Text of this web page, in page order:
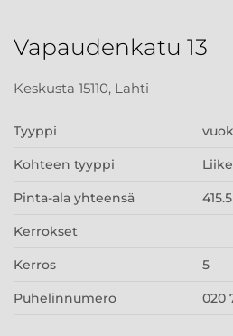
Vapaudenkatu 13
Keskusta 15110, Lahti
Tyyppi
Kohteen tyyppi
Pinta-ala yhteensä 415.5
Kerrokset
Kerros 5
Puhelinnumero 020